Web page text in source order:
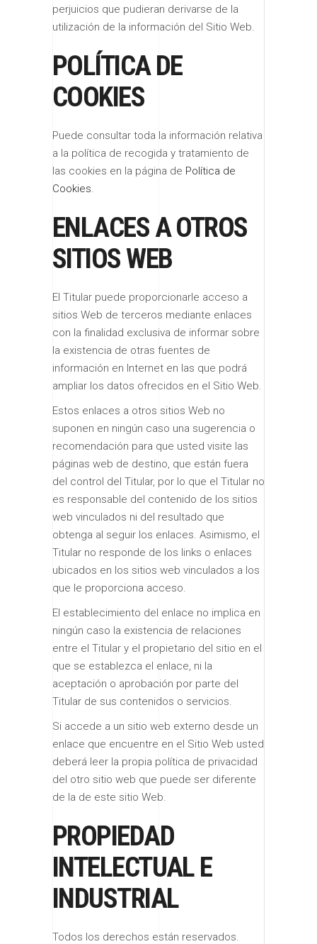
perjuicios que pudieran derivarse de la
utilización de la información del Sitio Web.
POLÍTICA DE
COOKIES
Puede consultar toda la información relativa
a la política de recogida y tratamiento de
las cookies en la página de Política de
Cookies.
ENLACES A OTROS
SITIOS WEB
El Titular puede proporcionarle acceso a
sitios Web de terceros mediante enlaces
con la finalidad exclusiva de informar sobre
la existencia de otras fuentes de
información en Internet en las que podrá
ampliar los datos ofrecidos en el Sitio Web.
Estos enlaces a otros sitios Web no
suponen en ningún caso una sugerencia o
recomendación para que usted visite las
páginas web de destino, que están fuera
del control del Titular, por lo que el Titular no
es responsable del contenido de los sitios
web vinculados ni del resultado que
obtenga al seguir los enlaces. Asimismo, el
Titular no responde de los links o enlaces
ubicados en los sitios web vinculados a los
que le proporciona acceso.
El establecimiento del enlace no implica en
ningún caso la existencia de relaciones
entre el Titular y el propietario del sitio en el
que se establezca el enlace, ni la
aceptación o aprobación por parte del
Titular de sus contenidos o servicios.
Si accede a un sitio web externo desde un
enlace que encuentre en el Sitio Web usted
deberá leer la propia política de privacidad
del otro sitio web que puede ser diferente
de la de este sitio Web.
PROPIEDAD
INTELECTUAL E
INDUSTRIAL
Todos los derechos están reservados.